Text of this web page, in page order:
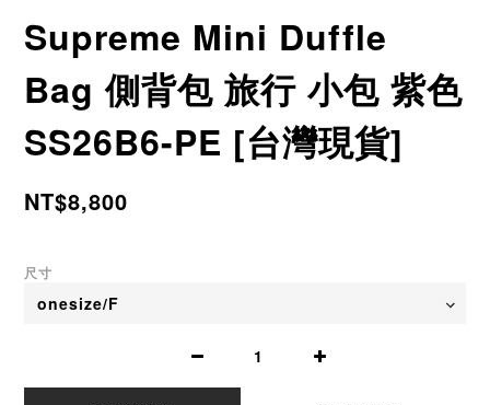
Supreme Mini Duffle
Bag 側背包 旅行 小包 紫色
SS26B6-PE [台灣現貨]
NT$8,800
尺寸